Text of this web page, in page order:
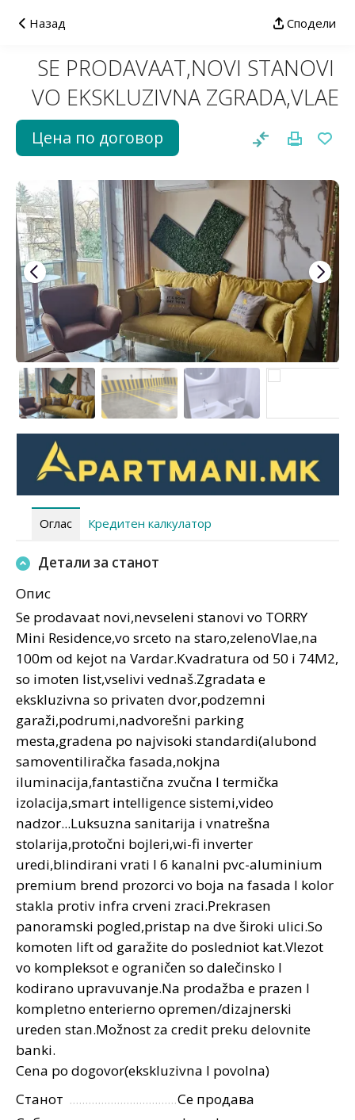
Назад Сподели
SE PRODAVAAT,NOVI STANOVI
VO EKSKLUZIVNA ZGRADA,VLAE
Цена по договор
Оглас Кредитен калкулатор
Детали за станот
Опис
Se prodavaat novi,nevseleni stanovi vo TORRY
Mini Residence,vo srceto na staro,zelenoVlae,na
100m od kejot na Vardar.Kvadratura od 50 i 74M2,
so imoten list,vselivi vednaš.Zgradata e
ekskluzivna so privaten dvor,podzemni
garaži,podrumi,nadvorešni parking
mesta,gradena po najvisoki standardi(alubond
samoventiliračka fasada,nokjna
iluminacija,fantastična zvučna I termička
izolacija,smart intelligence sistemi,video
nadzor...Luksuzna sanitarija i vnatrešna
stolarija,protočni bojleri,wi-fi inverter
uredi,blindirani vrati I 6 kanalni pvc-aluminium
premium brend prozorci vo boja na fasada I kolor
stakla protiv infra crveni zraci.Prekrasen
panoramski pogled,pristap na dve široki ulici.So
komoten lift od garažite do posledniot kat.Vlezot
vo kompleksot e ograničen so dalečinsko I
kodirano upravuvanje.Na prodažba e prazen I
kompletno enterierno opremen/dizajnerski
ureden stan.Možnost za credit preku delovnite
banki.
Cena po dogovor(ekskluzivna I povolna)
Станот
Се продава